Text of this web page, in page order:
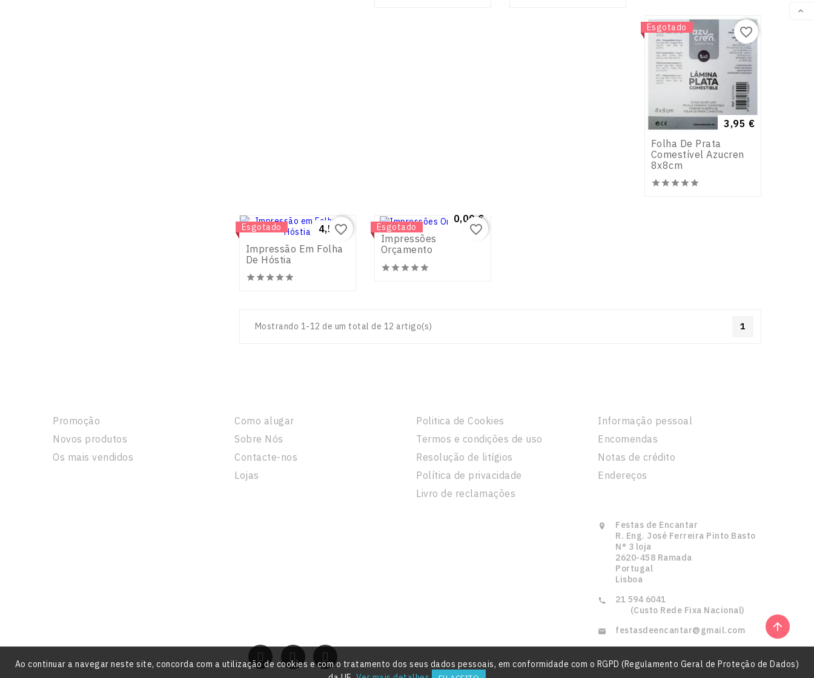

Preço
3,95 €
Novo
Esgotado
Folha De Prata
Comestível Azucren
8x8cm

favorite_border
Preço
4,50 €
Novo
Esgotado
Impressão Em Folha
De Hóstia

favorite_border
Preço
0,00 €
Novo
Esgotado
Impressões
Orçamento

favorite_border
Mostrando 1-12 de um total de 12 artigo(s) 1
Promoção
Novos produtos
Os mais vendidos
Como alugar
Sobre Nós
Contacte-nos
Lojas
Politica de Cookies
Termos e condições de uso
Resolução de litígios
Política de privacidade
Livro de reclamações
Informação pessoal
Encomendas
Notas de crédito
Endereços

Festas de Encantar
R. Eng. José Ferreira Pinto Basto
N° 3 loja
2620-458 Ramada
Portugal
Lisboa

21 594 6041‎ ‎ ‎ ‎ ‎ ‎ ‎ ‎ ‎ ‎ ‎ ‎ ‎ ‎ ‎ ‎‎ ‎ ‎ ‎ ‎ ‎ ‎ ‎ ‎ ‎ ‎ ‎ ‎ ‎ ‎ ‎ ‎‎ ‎ ‎ ‎ ‎ ‎ ‎ ‎ ‎ ‎ ‎ ‎ ‎ ‎ ‎
‎ ‎ ‎ ‎ ‎ ‎ ‎ (Custo Rede Fixa Nacional)

Ao continuar a navegar neste site, concorda com a utilização de cookies e com o tratamento dos seus dados pessoais, em conformidade com o RGPD (Regulamento Geral de Proteção de Dados)
